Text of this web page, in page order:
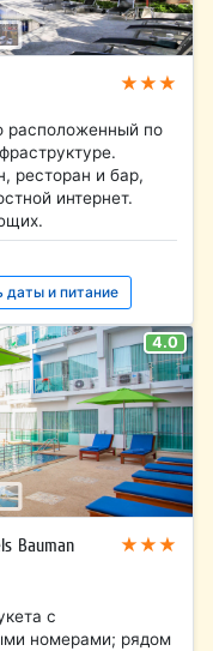
★★★
расположенный по
ресторан и бар,
интернет.
даты и питание
4.0
Bauman
★★★
с
номерами; рядом